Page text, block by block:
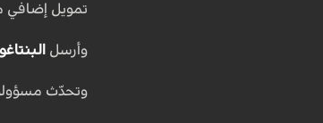
تمويل إضافي
وأرسل
وتحدّث